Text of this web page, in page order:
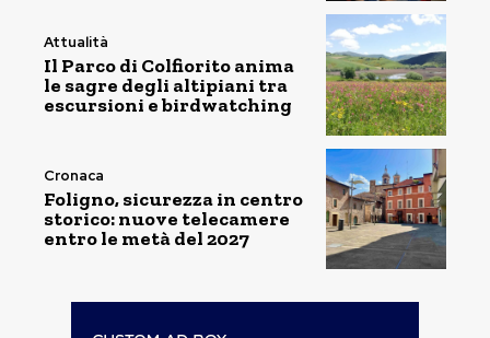
Attualità
Il Parco di Colfiorito anima
le sagre degli altipiani tra
escursioni e birdwatching
Cronaca
Foligno, sicurezza in centro
storico: nuove telecamere
entro le metà del 2027